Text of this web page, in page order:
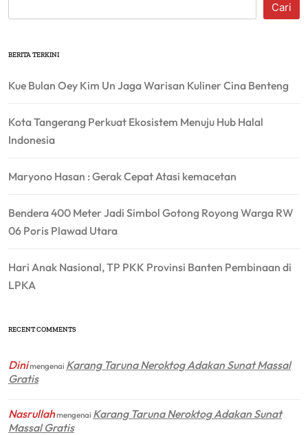
Cari
BERITA TERKINI
Kue Bulan Oey Kim Un Jaga Warisan Kuliner Cina Benteng
Kota Tangerang Perkuat Ekosistem Menuju Hub Halal
Indonesia
Maryono Hasan : Gerak Cepat Atasi kemacetan
Bendera 400 Meter Jadi Simbol Gotong Royong Warga RW
06 Poris Plawad Utara
Hari Anak Nasional, TP PKK Provinsi Banten Pembinaan di
LPKA
RECENT COMMENTS
Dinimengenai Karang Taruna Neroktog Adakan Sunat Massal
Gratis
Nasrullahmengenai Karang Taruna Neroktog Adakan Sunat
Massal Gratis